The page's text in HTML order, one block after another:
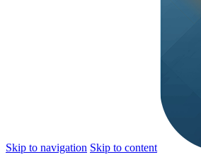
Skip to navigation Skip to content